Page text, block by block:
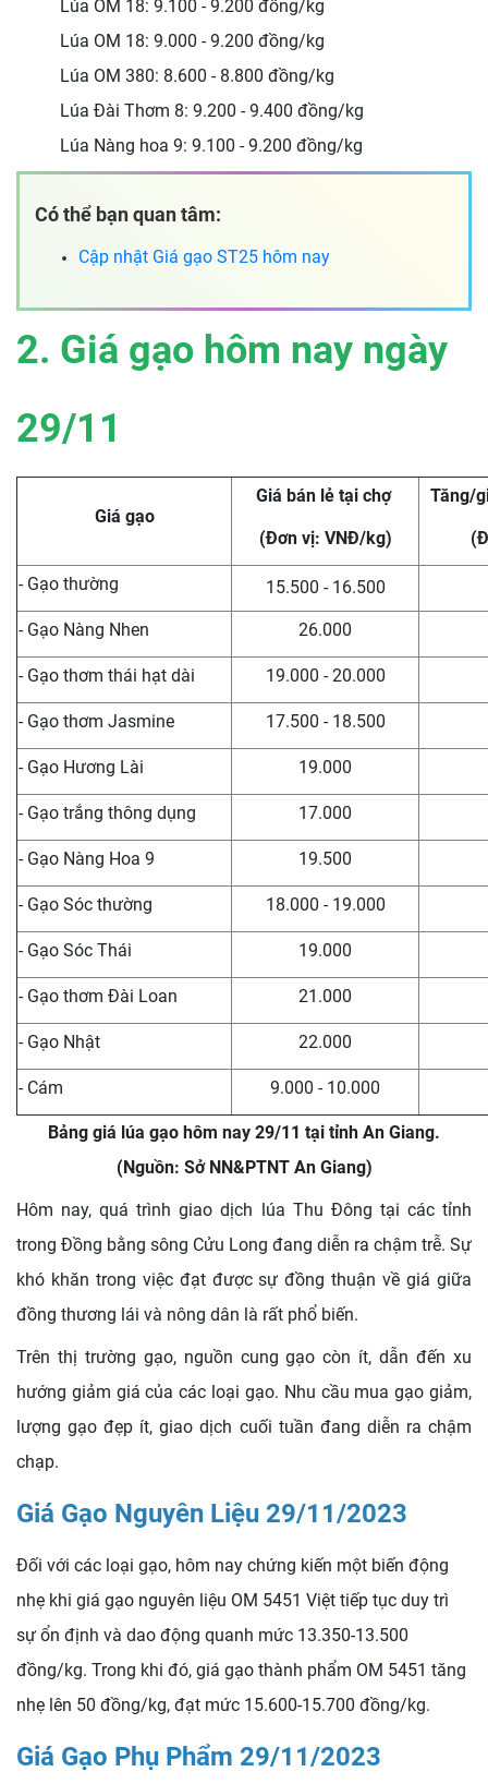
Lúa OM 18: 9.100 - 9.200 đồng/kg
Lúa OM 18: 9.000 - 9.200 đồng/kg
Lúa OM 380: 8.600 - 8.800 đồng/kg
Lúa Đài Thơm 8: 9.200 - 9.400 đồng/kg
Lúa Nàng hoa 9: 9.100 - 9.200 đồng/kg
Có thể bạn quan tâm:
Cập nhật Giá gạo ST25 hôm nay
2. Giá gạo hôm nay ngày
29/11
Giá gạo
Giá bán lẻ tại chợ
(Đơn vị: VNĐ/kg)
Tăng/
- Gạo thường 15.500 - 16.500
- Gạo Nàng Nhen 26.000
- Gạo thơm thái hạt dài 19.000 - 20.000
- Gạo thơm Jasmine 17.500 - 18.500
- Gạo Hương Lài 19.000
- Gạo trắng thông dụng 17.000
- Gạo Nàng Hoa 9 19.500
- Gạo Sóc thường 18.000 - 19.000
- Gạo Sóc Thái 19.000
- Gạo thơm Đài Loan 21.000
- Gạo Nhật 22.000
- Cám 9.000 - 10.000
Bảng giá lúa gạo hôm nay 29/11 tại tỉnh An Giang.
(Nguồn: Sở NN&PTNT An Giang)
Hôm nay, quá trình giao dịch lúa Thu Đông tại các tỉnh
trong Đồng bằng sông Cửu Long đang diễn ra chậm trễ. Sự
khó khăn trong việc đạt được sự đồng thuận về giá giữa
đồng thương lái và nông dân là rất phổ biến.
Trên thị trường gạo, nguồn cung gạo còn ít, dẫn đến xu
hướng giảm giá của các loại gạo. Nhu cầu mua gạo giảm,
lượng gạo đẹp ít, giao dịch cuối tuần đang diễn ra chậm
chạp.
Giá Gạo Nguyên Liệu 29/11/2023
Đối với các loại gạo, hôm nay chứng kiến một biến động
nhẹ khi giá gạo nguyên liệu OM 5451 Việt tiếp tục duy trì
sự ổn định và dao động quanh mức 13.350-13.500
đồng/kg. Trong khi đó, giá gạo thành phẩm OM 5451 tăng
nhẹ lên 50 đồng/kg, đạt mức 15.600-15.700 đồng/kg.
Giá Gạo Phụ Phẩm 29/11/2023